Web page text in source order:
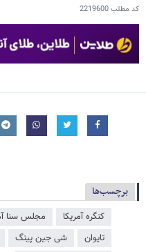
کد مطلب2219600
برچسب‌ها
کنگره آمریکا مجلس سنا
تایوان
شی جین‌ پینگ